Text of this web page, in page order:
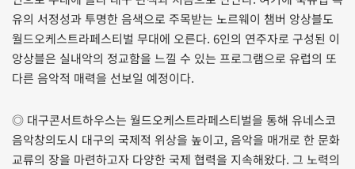
유의 서정성과 투명한 음색으로 주목받는 노르웨이 챔버 앙상블도
월드오케스트라페스티벌 무대에 오른다. 6인의 연주자로 구성된 이
앙상블은 실내악의 정교함을 느낄 수 있는 프로그램으로 유럽의 또
다른 음악적 매력을 선보일 예정이다.
◎ 대구콘서트하우스는 월드오케스트라페스티벌을 통해 유네스코
음악창의도시 대구의 국제적 위상을 높이고, 음악을 매개로 한 문화
교류의 장을 마련하고자 다양한 국제 협력을 지속해왔다. 그 노력의